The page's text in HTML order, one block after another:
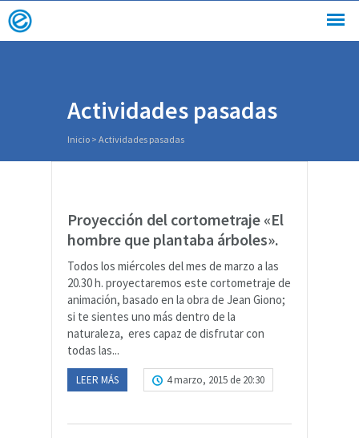
Actividades pasadas
Inicio > Actividades pasadas
Proyección del cortometraje «El
hombre que plantaba árboles».
Todos los miércoles del mes de marzo a las
20.30 h. proyectaremos este cortometraje de
animación, basado en la obra de Jean Giono;
si te sientes uno más dentro de la
naturaleza, eres capaz de disfrutar con
todas las...
LEER MÁS 4 marzo, 2015 de 20:30